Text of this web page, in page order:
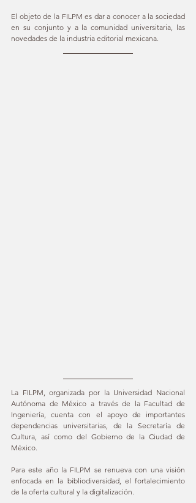
El objeto de la FILPM es dar a conocer a la sociedad
en su conjunto y a la comunidad universitaria, las
novedades de la industria editorial mexicana.
La FILPM, organizada por la Universidad Nacional
Autónoma de México a través de la Facultad de
Ingeniería, cuenta con el apoyo de importantes
dependencias universitarias, de la Secretaría de
Cultura, así como del Gobierno de la Ciudad de
México.
Para este año la FILPM se renueva con una visión
enfocada en la bibliodiversidad, el fortalecimiento
de la oferta cultural y la digitalización.